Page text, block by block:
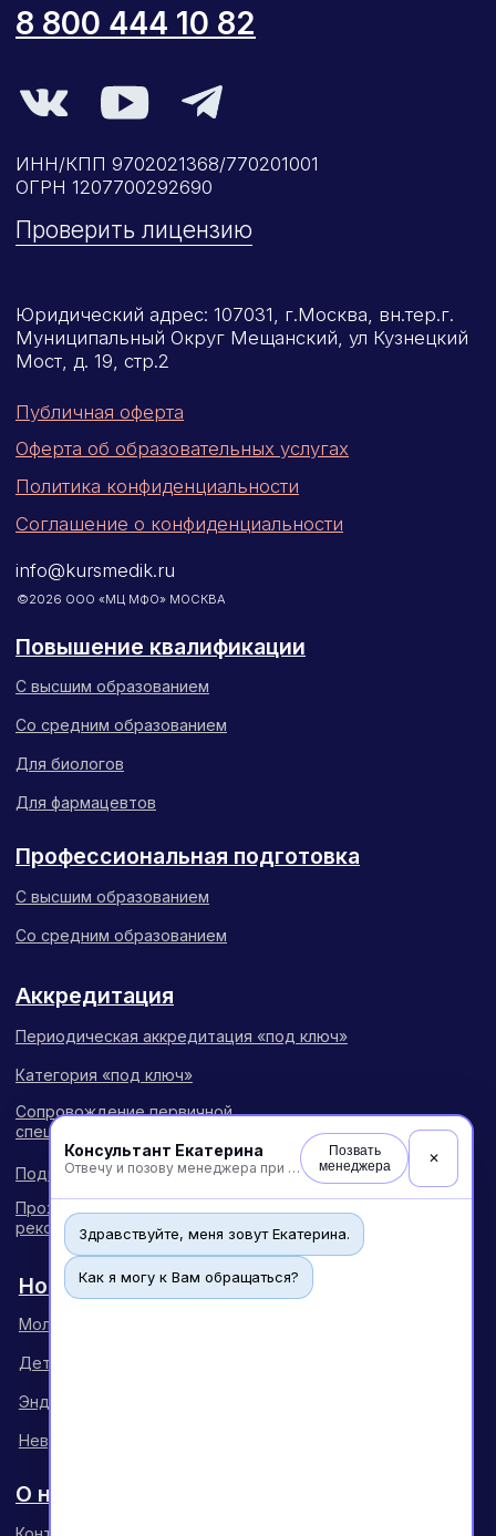
Консультант Екатерина
Отвечу и позову менеджера при необходимости
Позвать
менеджера
✕
Здравствуйте, меня зовут Екатерина.
Как я могу к Вам обращаться?